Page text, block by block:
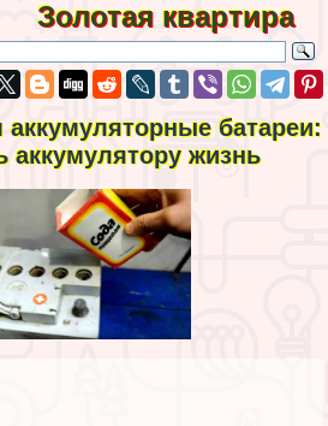
Золотая квартира
аккумуляторные батареи:
аккумулятору жизнь